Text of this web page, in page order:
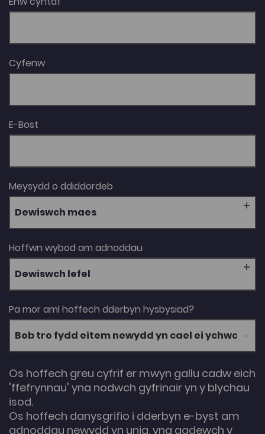
rhywfaint neu ddim sgiliau iaith Gymraeg) Prentis-iaith:
iaith: Lefel Hyder (ar gyfer prentisaid sydd am fagu
Rhuglder (ar gyfer prentisiaid sydd yn rhugl yn y
Gymraeg) DARPARWYR A CHOLEGAU Mae'r cyrsiau hyn
ddarparwyr lawr lwytho'r cynnwys fel ffolder zip i fedru
argraffu tystysgrif yn awtomatig ar ôl cwblhau yr
unedau unigol ond gellir hefyd lawr-lwytho
lefel)
Cyfenw
E-Bost
Meysydd o ddiddordeb
Dewiswch maes
Hoffwn wybod am adnoddau
Dewiswch lefel
Pa mor aml hoffech dderbyn hysbysiad?
Os hoffech greu cyfrif er mwyn gallu cadw eich
'ffefrynnau' yna nodwch gyfrinair yn y blychau
isod.
Os hoffech danysgrifio i dderbyn e-byst am
adnoddau newydd yn unig, yna gadewch y